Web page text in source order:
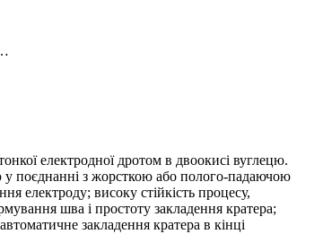
електродної дротом в двоокисі вуглецю.
у поєднанні з жорсткою або полого-падаючою
електроду; високу стійкість процесу,
шва і простоту закладення кратера;
закладення кратера в кінці